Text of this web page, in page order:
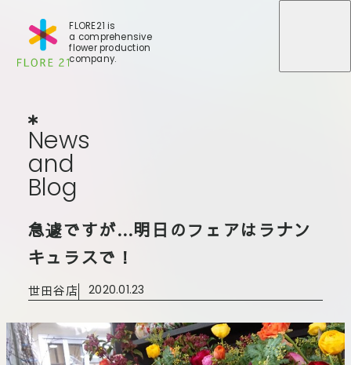
FLORE21 is
a comprehensive
flower production
company.
News
News
and
and
Blog
Blog
急遽ですが…明日のフェアはラナン
キュラスで！
世田谷店 2020.01.23
世田谷店
大田支店
葛西店
板橋店
BLOG
STORY
Gallery